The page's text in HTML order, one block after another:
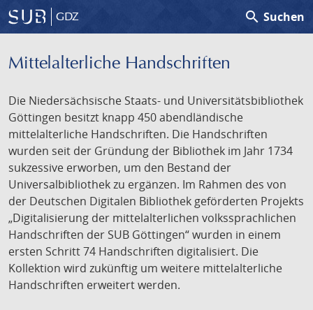
GDZ search Suchen
Mittelalterliche Handschriften
Die Niedersächsische Staats- und Universitätsbibliothek
Göttingen besitzt knapp 450 abendländische
mittelalterliche Handschriften. Die Handschriften
wurden seit der Gründung der Bibliothek im Jahr 1734
sukzessive erworben, um den Bestand der
Universalbibliothek zu ergänzen. Im Rahmen des von
der Deutschen Digitalen Bibliothek geförderten Projekts
„Digitalisierung der mittelalterlichen volkssprachlichen
Handschriften der SUB Göttingen“ wurden in einem
ersten Schritt 74 Handschriften digitalisiert. Die
Kollektion wird zukünftig um weitere mittelalterliche
Handschriften erweitert werden.